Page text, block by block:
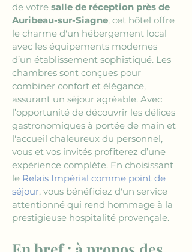
de votre salle de réception près de
Auribeau-sur-Siagne, cet hôtel offre
le charme d'un hébergement local
avec les équipements modernes
d’un établissement sophistiqué. Les
chambres sont conçues pour
combiner confort et élégance,
assurant un séjour agréable. Avec
l’opportunité de découvrir les délices
gastronomiques à portée de main et
l'accueil chaleureux du personnel,
vous et vos invités profiterez d’une
expérience complète. En choisissant
le Relais Impérial comme point de
séjour, vous bénéficiez d'un service
attentionné qui rend hommage à la
prestigieuse hospitalité provençale.